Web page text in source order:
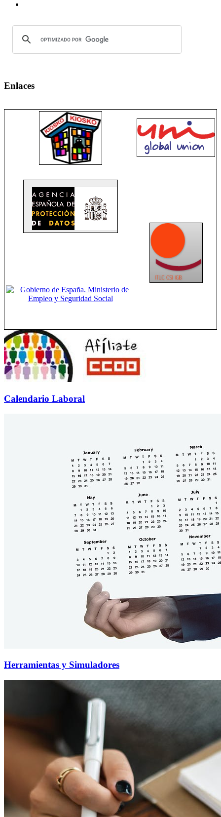
Enlaces
Calendario Laboral
Herramientas y Simuladores